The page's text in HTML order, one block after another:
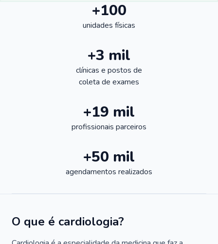
+100
unidades físicas
+3 mil
clínicas e postos de
coleta de exames
+19 mil
profissionais parceiros
+50 mil
agendamentos realizados
O que é cardiologia?